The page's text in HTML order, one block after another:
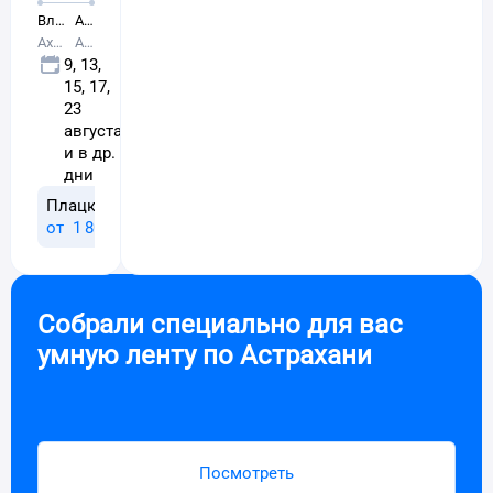
Владимировка
Ахтубинск
Астрахань
Астрахань
9, 13,
15, 17,
23
августа
и в др.
дни
Плацкарт
от 1 ⁠809 ⁠₽
Собрали специально для вас
умную ленту по Астрахани
Посмотреть